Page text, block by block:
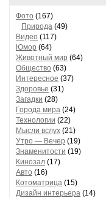
Фото (167)
Природа (49)
Видео (117)
Юмор (64)
Животный мир (64)
Общество (63)
Интересное (37)
Здоровье (31)
Загадки (28)
Города мира (24)
Технологии (22)
Мысли вслух (21)
Утро — Вечер (19)
Знаменитости (19)
Кинозал (17)
Авто (16)
Котоматрица (15)
Дизайн интерьера (14)